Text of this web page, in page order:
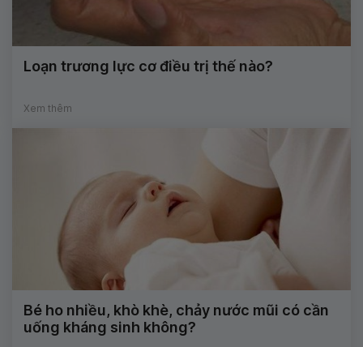
Loạn trương lực cơ điều trị thế nào?
Xem thêm
Bé ho nhiều, khò khè, chảy nước mũi có cần
uống kháng sinh không?